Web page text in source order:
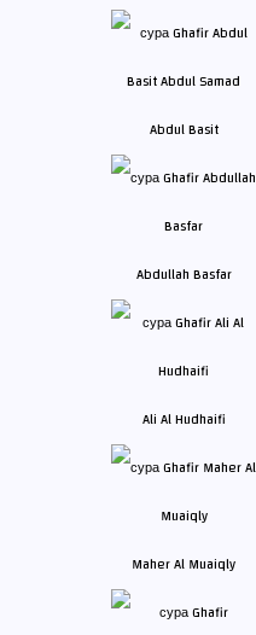
Abdul Basit
Abdullah Basfar
Ali Al Hudhaifi
Maher Al Muaiqly